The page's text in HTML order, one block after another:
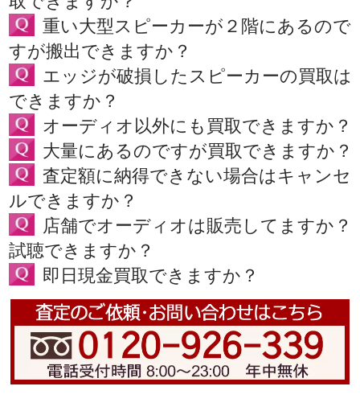
重い大型スピーカーが２階にあるので
すが搬出できますか？
エッジが破損したスピーカーの買取は
できますか？
オーディオ以外にも買取できますか？
大量にあるのですが買取できますか？
査定額に納得できない場合はキャンセ
ルできますか？
店舗でオーディオは販売してますか？
試聴できますか？
即日現金買取できますか？